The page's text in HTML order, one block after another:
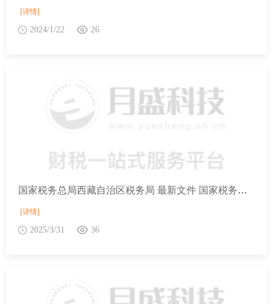
[详情]
2024/1/22 26
国家税务总局西藏自治区税务局 最新文件 国家税务总局等7部门办公厅（室）关于开展2025年助力小微经营主体发展“春雨润苗”专项行动的通知
[详情]
2025/3/31 36